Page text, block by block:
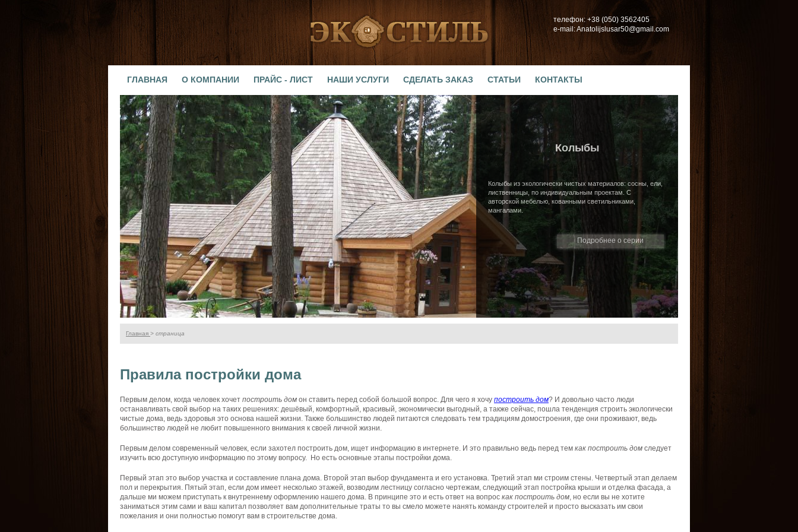
телефон: +38 (050) 3562405
e-mail: Anatolijslusar50@gmail.com
ГЛАВНАЯ О КОМПАНИИ ПРАЙС - ЛИСТ НАШИ УСЛУГИ СДЕЛАТЬ ЗАКАЗ СТАТЬИ КОНТАКТЫ
Колыбы
Колыбы из экологически чистых материалов: сосны, ели,
лиственницы, по индивидуальным проектам. С
авторской мебелью, кованными светильниками,
мангалами.
Подробнее о серии
Главная > страница
Правила постройки дома
Первым делом, когда человек хочет построить дом он ставить перед собой большой вопрос. Для чего я хочу построить дом? И довольно часто люди
останавливать свой выбор на таких решениях: дешёвый, комфортный, красивый, экономически выгодный, а также сейчас, пошла тенденция строить экологически
чистые дома, ведь здоровья это основа нашей жизни. Также большинство людей питаются следовать тем традициям домостроения, где они проживают, ведь
большинство людей не любит повышенного внимания к своей личной жизни.
Первым делом современный человек, если захотел построить дом, ищет информацию в интернете. И это правильно ведь перед тем как построить дом следует
изучить всю доступную информацию по этому вопросу. Но есть основные этапы постройки дома.
Первый этап это выбор участка и составление плана дома. Второй этап выбор фундамента и его установка. Третий этап ми строим стены. Четвертый этап делаем
пол и перекрытия. Пятый этап, если дом имеет несколько этажей, возводим лестницу согласно чертежам, следующий этап постройка крыши и отделка фасада, а
дальше ми можем приступать к внутреннему оформлению нашего дома. В принципе это и есть ответ на вопрос как построить дом, но если вы не хотите
заниматься этим сами и ваш капитал позволяет вам дополнительные траты то вы смело можете нанять команду строителей и просто высказать им свои
пожелания и они полностью помогут вам в строительстве дома.